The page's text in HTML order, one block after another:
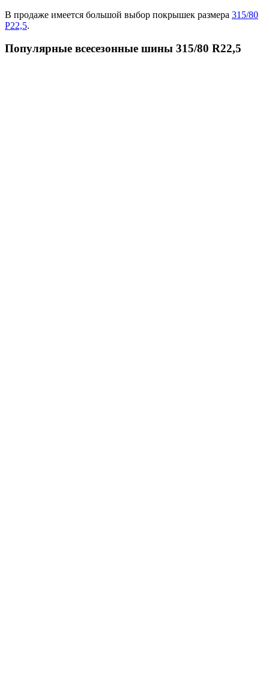
В продаже имеется большой выбор покрышек размера 315/80
Р22,5.
Популярные всесезонные шины 315/80 R22,5